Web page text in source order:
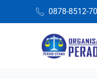
0878-8512-